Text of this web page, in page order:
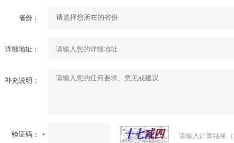
省份：
详细地址：
补充说明：
验证码： 请输入计算结果